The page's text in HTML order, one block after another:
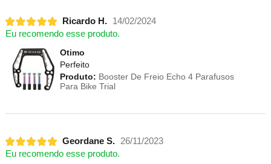
Ricardo H.
14/02/2024
Eu recomendo esse produto.
Otimo
Perfeito
Produto: Booster De Freio Echo 4 Parafusos
Para Bike Trial
Geordane S.
26/11/2023
Eu recomendo esse produto.